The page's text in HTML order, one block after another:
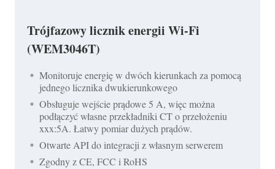
Trójfazowy licznik energii Wi-Fi
(WEM3046T)
Monitoruje energię w dwóch kierunkach za pomocą
jednego licznika dwukierunkowego
Obsługuje wejście prądowe 5 A, więc można
podłączyć własne przekładniki CT o przełożeniu
xxx:5A. Łatwy pomiar dużych prądów.
Otwarte API do integracji z własnym serwerem
Zgodny z CE, FCC i RoHS